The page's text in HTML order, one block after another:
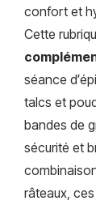
confort et
Cette
séance
talcs et
bandes de
sécurité et
râteaux,